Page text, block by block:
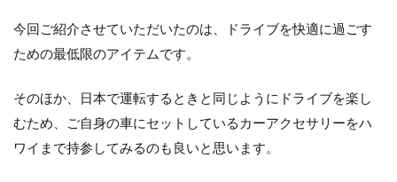
今回ご紹介させていただいたのは、ドライブを快適に過ごす
ための最低限のアイテムです。
そのほか、日本で運転するときと同じようにドライブを楽し
むため、ご自身の車にセットしているカーアクセサリーをハ
ワイまで持参してみるのも良いと思います。